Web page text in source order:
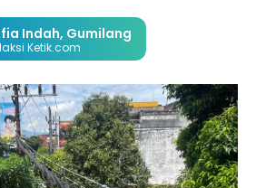
Indah, Gumilang
Ketik.com